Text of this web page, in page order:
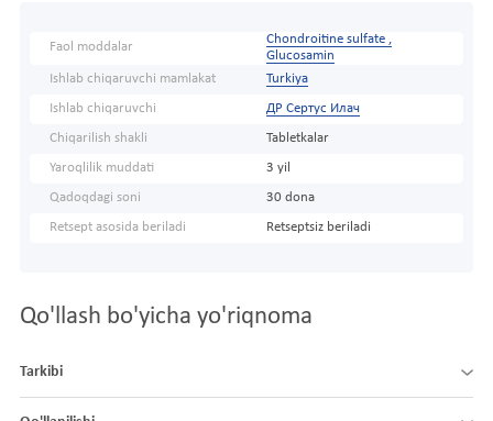
Faol moddalar
Chondroitine sulfate ,
Glucosamin
Ishlab chiqaruvchi mamlakat
Turkiya
Ishlab chiqaruvchi ДР Сертус Илач
Chiqarilish shakli Tabletkalar
Yaroqlilik muddati 3 yil
Qadoqdagi soni 30 dona
Retsept asosida beriladi Retseptsiz beriladi
Qo'llash bo'yicha yo'riqnoma
Tarkibi